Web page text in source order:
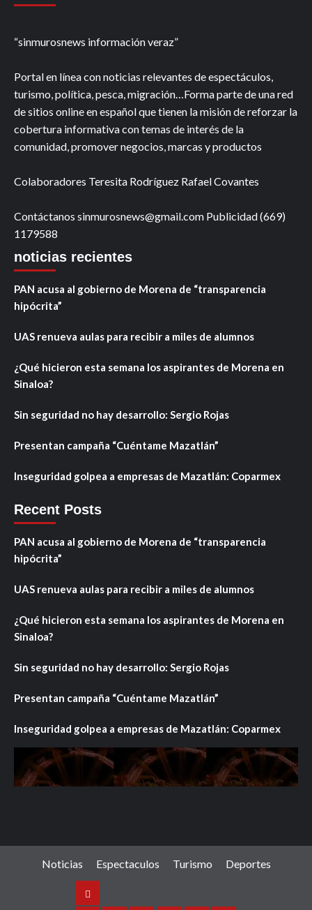
“sinmurosnews información veraz”
Portal en línea con noticias relevantes de espectáculos,
turismo, política, pesca, migración…Forma parte de una red
de sitios online en español que tienen la misión de reforzar la
cobertura informativa con temas de interés de la
comunidad, promover negocios, marcas y productos
Colaboradores Teresita Rodríguez Rafael Covantes
Contáctanos sinmurosnews@gmail.com Publicidad (669)
1179588
noticias recientes
PAN acusa al gobierno de Morena de “transparencia
hipócrita”
UAS renueva aulas para recibir a miles de alumnos
¿Qué hicieron esta semana los aspirantes de Morena en
Sinaloa?
Sin seguridad no hay desarrollo: Sergio Rojas
Presentan campaña “Cuéntame Mazatlán”
Inseguridad golpea a empresas de Mazatlán: Coparmex
Recent Posts
PAN acusa al gobierno de Morena de “transparencia
hipócrita”
UAS renueva aulas para recibir a miles de alumnos
¿Qué hicieron esta semana los aspirantes de Morena en
Sinaloa?
Sin seguridad no hay desarrollo: Sergio Rojas
Presentan campaña “Cuéntame Mazatlán”
Inseguridad golpea a empresas de Mazatlán: Coparmex
Noticias Espectaculos Turismo Deportes
Noticias